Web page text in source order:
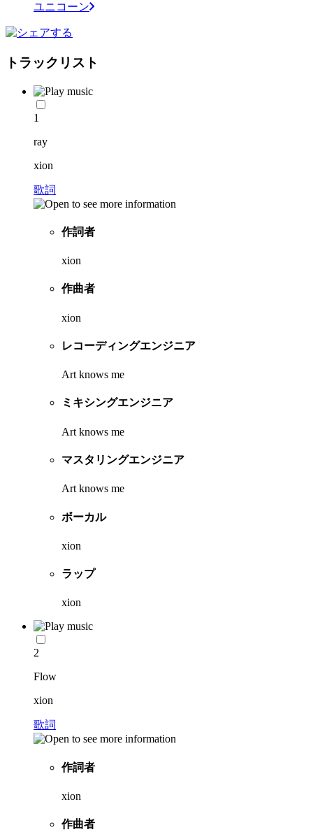
ユニコーン
トラックリスト
1
ray
xion
歌詞
作詞者
xion
作曲者
xion
レコーディングエンジニア
Art knows me
ミキシングエンジニア
Art knows me
マスタリングエンジニア
Art knows me
ボーカル
xion
ラップ
xion
2
Flow
xion
歌詞
作詞者
xion
作曲者